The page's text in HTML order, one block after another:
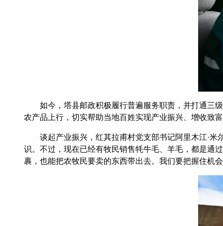
如今，塔县邮政积极履行普遍服务职责，并打通三级
农产品上行，切实帮助当地百姓实现产业振兴、增收致
谈起产业振兴，红其拉甫村党支部书记阿里木江·米
识。不过，现在已经有牧民销售牦牛毛、羊毛，都是通
裹，也能把农牧民要卖的东西带出去。我们要把握住机